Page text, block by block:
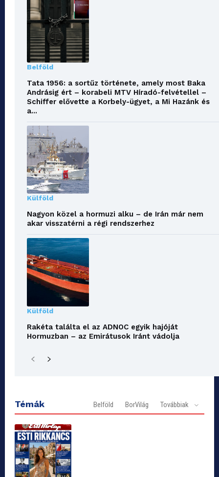
Belföld
Tata 1956: a sortűz története, amely most Baka
Andrásig ért – korabeli MTV Híradó-felvétellel –
Schiffer elővette a Korbely-ügyet, a Mi Hazánk és
a...
Külföld
Nagyon közel a hormuzi alku – de Irán már nem
akar visszatérni a régi rendszerhez
Külföld
Rakéta találta el az ADNOC egyik hajóját
Hormuzban – az Emirátusok Iránt vádolja
Témák Belföld BorVilág Továbbiak